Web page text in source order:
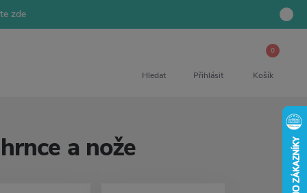
zde
Hledat Přihlásit
0
Košík
a nože